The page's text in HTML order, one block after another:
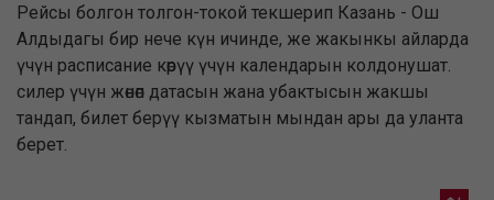
Рейсы болгон толгон-токой текшерип Казань - Ош
Алдыдагы бир нече күн ичинде, же жакынкы айларда
үчүн расписание көрүү үчүн календарын колдонушат.
силер үчүн жөнөп датасын жана убактысын жакшы
тандап, билет берүү кызматын мындан ары да уланта
берет.